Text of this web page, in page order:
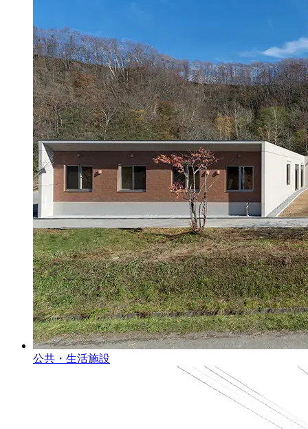
公共・生活施設